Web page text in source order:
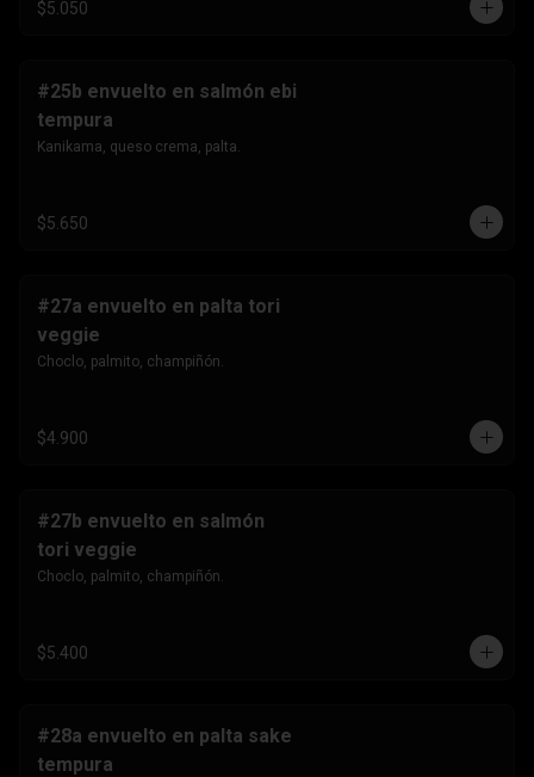
$5.050
#25b envuelto en salmón ebi
tempura
Kanikama, queso crema, palta.
$5.650
#27a envuelto en palta tori
veggie
Choclo, palmito, champiñón.
$4.900
#27b envuelto en salmón
tori veggie
Choclo, palmito, champiñón.
$5.400
#28a envuelto en palta sake
tempura